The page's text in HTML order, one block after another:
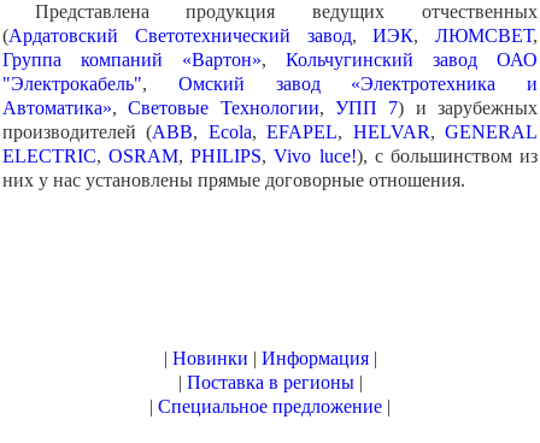
Представлена продукция ведущих отчественных
(Ардатовский Светотехнический завод,ИЭК, ЛЮМСВЕТ,
Группа компаний «Вартон», Кольчугинский завод ОАО
"Электрокабель", Омский завод «Электротехника и
Автоматика»,Световые Технологии,УПП 7) и зарубежных
производителей (ABB, Ecola,EFAPEL, HELVAR,GENERAL
ELECTRIC,OSRAM,PHILIPS,Vivo luce!), с большинством из
них у нас установлены прямые договорные отношения.
| Новинки | Информация|
| Поставка в регионы|
| Специальное предложение |